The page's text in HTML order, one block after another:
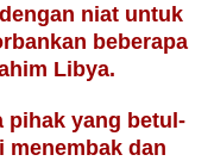
niat untuk
beberapa
Libya.
pihak yang betul-
dan